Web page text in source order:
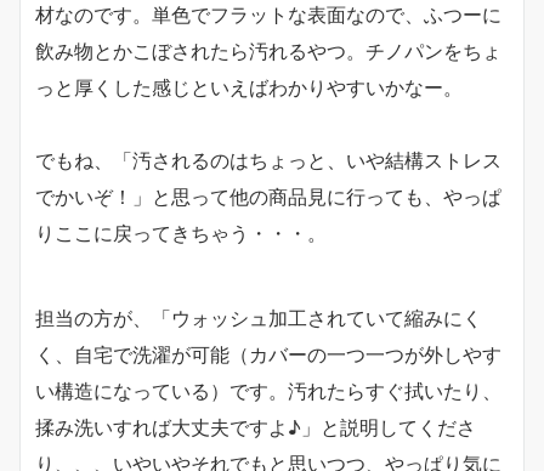
材なのです。単色でフラットな表面なので、ふつーに
飲み物とかこぼされたら汚れるやつ。チノパンをちょ
っと厚くした感じといえばわかりやすいかなー。
でもね、「汚されるのはちょっと、いや結構ストレス
でかいぞ！」と思って他の商品見に行っても、やっぱ
りここに戻ってきちゃう・・・。
担当の方が、「ウォッシュ加工されていて縮みにく
く、自宅で洗濯が可能（カバーの一つ一つが外しやす
い構造になっている）です。汚れたらすぐ拭いたり、
揉み洗いすれば大丈夫ですよ♪」と説明してくださ
り、、、いやいやそれでもと思いつつ、やっぱり気に